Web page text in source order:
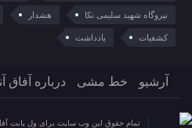
نیروگاه شهید سلیمی نکا هشدار
کشفیات یادداشت
آرشیو خط مشی درباره آفاق
تمام حقوق این وب سایت برای ول یابت